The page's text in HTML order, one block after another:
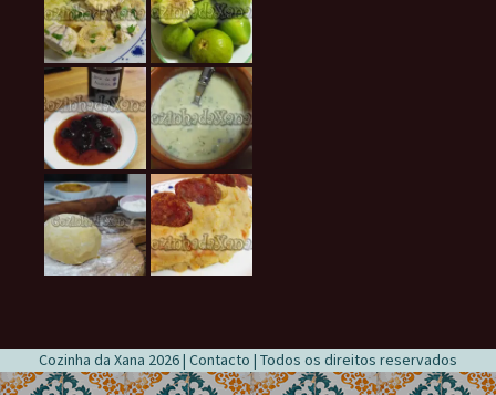
Cozinha da Xana 2026 | Contacto | Todos os direitos reservados